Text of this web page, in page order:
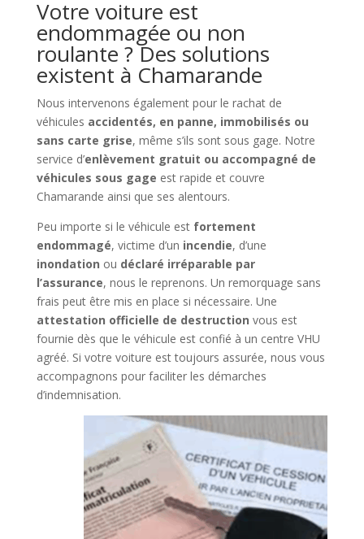
Votre voiture est
endommagée ou non
roulante ? Des solutions
existent à Chamarande
Nous intervenons également pour le rachat de
véhicules accidentés, en panne, immobilisés ou
sans carte grise, même s’ils sont sous gage. Notre
service d’enlèvement gratuit ou accompagné de
véhicules sous gage est rapide et couvre
Chamarande ainsi que ses alentours.
Peu importe si le véhicule est fortement
endommagé, victime d’un incendie, d’une
inondation ou déclaré irréparable par
l’assurance, nous le reprenons. Un remorquage sans
frais peut être mis en place si nécessaire. Une
attestation officielle de destruction vous est
fournie dès que le véhicule est confié à un centre VHU
agréé. Si votre voiture est toujours assurée, nous vous
accompagnons pour faciliter les démarches
d’indemnisation.